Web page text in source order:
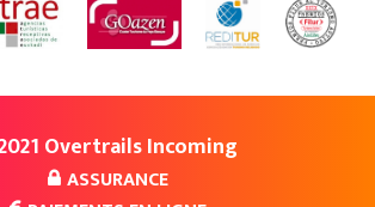
Overtrails Incoming
ASSURANCE